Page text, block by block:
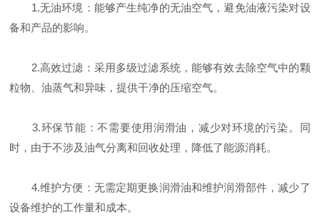
1.无油环境：能够产生纯净的无油空气，避免油液污染对设
备和产品的影响。
2.高效过滤：采用多级过滤系统，能够有效去除空气中的颗
粒物、油蒸气和异味，提供干净的压缩空气。
3.环保节能：不需要使用润滑油，减少对环境的污染。同
时，由于不涉及油气分离和回收处理，降低了能源消耗。
4.维护方便：无需定期更换润滑油和维护润滑部件，减少了
设备维护的工作量和成本。